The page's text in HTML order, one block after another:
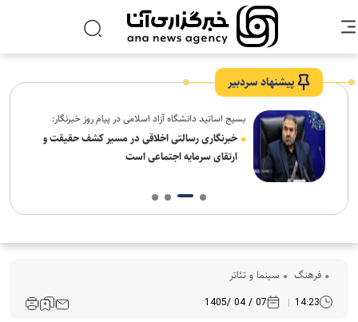
پیشنهاد سردبیر
بسیج اساتید دانشگاه آزاد اسلامی در پیام روز خبرنگار:
خبرنگاری رسالتی اخلاقی در مسیر کشف حقیقت و
ارتقای سرمایه اجتماعی است
فرهنگ‌ سینما و تئاتر
14:23
07 / 04 /1405